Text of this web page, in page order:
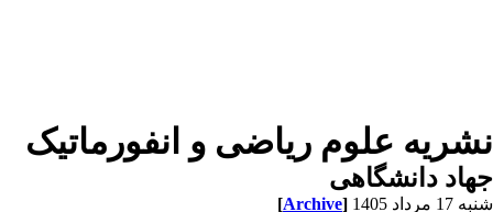
علوم ریاضی و انفورماتیک
دانشگاهی
مرداد 1405 [Archive]